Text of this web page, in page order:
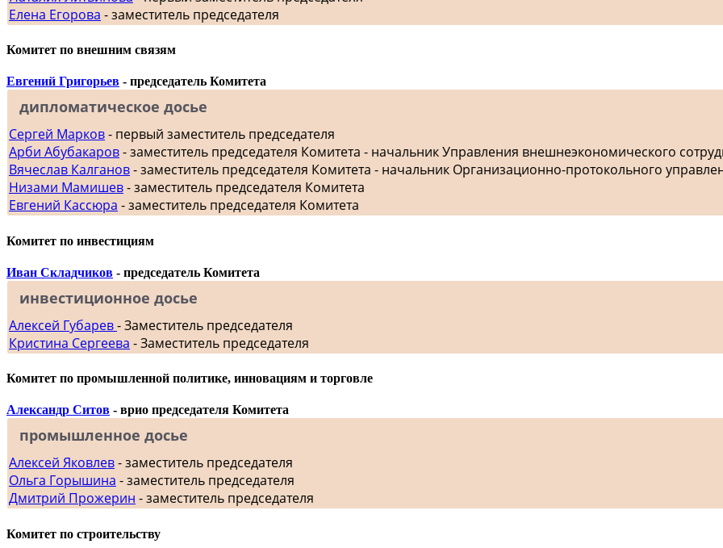
Елена Егорова - заместитель председателя
Комитет по внешним связям
Евгений Григорьев - председатель Комитета
дипломатическое досье
Сергей Марков- первый заместитель председателя
Арби Абубакаров- заместитель председателя Комитета - начальник Управления внешнеэкономического
Вячеслав Калганов- заместитель председателя Комитета - начальник Организационно-протокольного
Низами Мамишев- заместитель председателя Комитета
Евгений Кассюра - заместитель председателя Комитета
Комитет по инвестициям
Иван Складчиков - председатель Комитета
инвестиционное досье
Алексей Губарев- Заместитель председателя
Кристина Сергеева - Заместитель председателя
Комитет по промышленной политике, инновациям и торговле
Александр Ситов - врио председателя Комитета
промышленное досье
Алексей Яковлев- заместитель председателя
Ольга Горышина - заместитель председателя
Дмитрий Прожерин - заместитель председателя
Комитет по строительству